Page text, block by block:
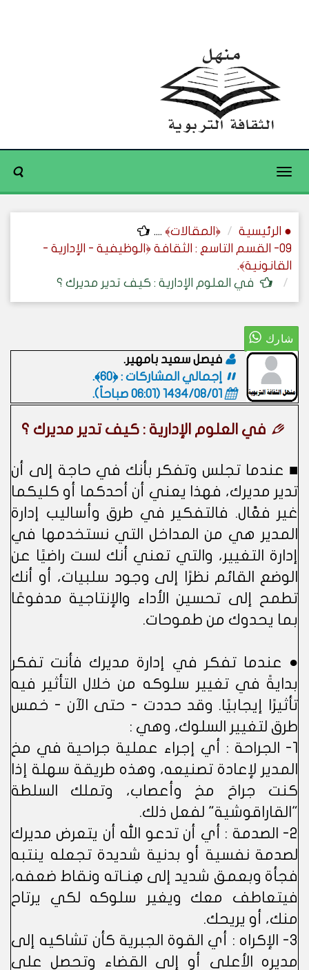
Toggle
● الرئيسية ﴿المقالات﴾ ....
09- القسم التاسع : الثقافة ﴿الوظيفية - الإدارية -
القانونية﴾.
في العلوم الإدارية : كيف تدير مديرك ؟
فيصل سعيد بامهير.
إجمالي المشاركات : ﴿60﴾.
1434/08/01 (06:01 صباحاً)
.
في العلوم الإدارية : كيف تدير مديرك ؟
■ عندما تجلس وتفكر بأنك في حاجة إلى أن
تدير مديرك، فهذا يعني أن أحدكما أو كليكما
غير فعَّال. فالتفكير في طرق وأساليب إدارة
المدير هي من المداخل التي نستخدمها في
إدارة التغيير، والتي تعني أنك لست راضيًا عن
الوضع القائم نظرًا إلى وجود سلبيات، أو أنك
تطمح إلى تحسين الأداء والإنتاجية مدفوعًا
بما يحدوك من طموحات.
● عندما تفكر في إدارة مديرك فأنت تفكر
بدايةً في تغيير سلوكه من خلال التأثير فيه
تأثيرًا إيجابيًا. وقد حددت - حتى الآن - خمس
طرق لتغيير السلوك، وهي :
1- الجراحة : أي إجراء عملية جراحية في مخ
المدير لإعادة تصنيعه، وهذه طريقة سهلة إذا
كنت جراحَ مخ وأعصاب، وتملك السلطة
"القاراقوشية" لفعل ذلك.
2- الصدمة : أي أن تدعو الله أن يتعرض مديرك
لصدمة نفسية أو بدنية شديدة تجعله ينتبه
فجأة وبعمق شديد إلى هِنـاته ونقاط ضعفه،
فيتعاطف معك ويغير سلوكه لكي يرتاح
منك، أو يريحك.
3- الإكراه : أي القوة الجبرية كأن تشاكيه إلى
مديره الأعلى أو إلى القضاء وتحصل على